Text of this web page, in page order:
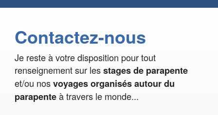
Contactez-nous
Je reste à votre disposition pour tout
renseignement sur lesstages de parapente
et/ou nosvoyages organisés autour du
parapenteà travers le monde...